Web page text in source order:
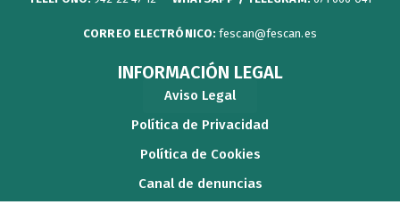
CORREO ELECTRÓNICO: fescan@fescan.es
INFORMACIÓN LEGAL
Aviso Legal
Política de Privacidad
Política de Cookies
Canal de denuncias